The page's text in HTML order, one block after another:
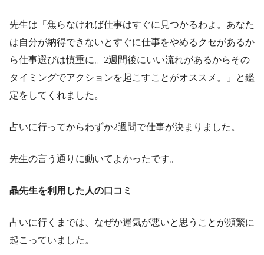
先生は「焦らなければ仕事はすぐに見つかるわよ。あなた
は自分が納得できないとすぐに仕事をやめるクセがあるか
ら仕事選びは慎重に。2週間後にいい流れがあるからその
タイミングでアクションを起こすことがオススメ。」と鑑
定をしてくれました。
占いに行ってからわずか2週間で仕事が決まりました。
先生の言う通りに動いてよかったです。
晶先生を利用した人の口コミ
占いに行くまでは、なぜか運気が悪いと思うことが頻繁に
起こっていました。